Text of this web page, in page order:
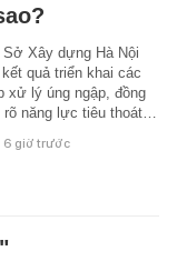
Xây dựng Hà Nội
quả triển khai các
xử lý úng ngập, đồng
năng lực tiêu thoát…
6 giờ trước